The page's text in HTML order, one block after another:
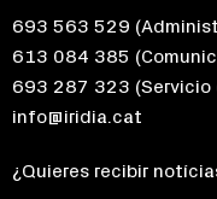
693 563 529
613 084 385
693 287 323 (Servicio
info@iridia.cat
¿Quieres recibir